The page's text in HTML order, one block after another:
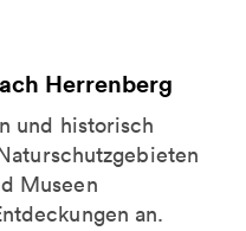
Herrenberg
und historisch
Museen
an.
- Von Renningen